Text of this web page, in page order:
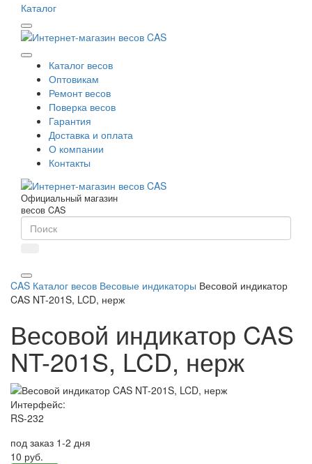
Каталог
Каталог весов
Оптовикам
Ремонт весов
Поверка весов
Гарантия
Доставка и оплата
О компании
Контакты
Официальный магазин
весов CAS
CAS Каталог весов Весовые индикаторы Весовой индикатор
CAS NT-201S, LCD, нерж
Весовой индикатор CAS
NT-201S, LCD, нерж
Интерфейс:
RS-232
под заказ 1-2 дня
10 руб.